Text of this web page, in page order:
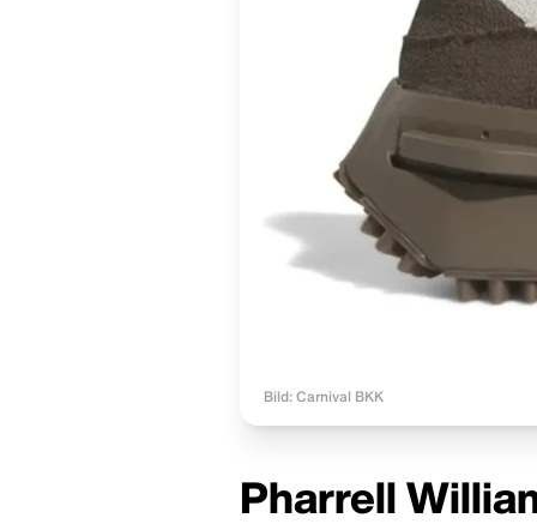
Bild: Carnival BKK
Pharrell